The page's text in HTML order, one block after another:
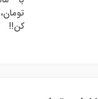
کن!!